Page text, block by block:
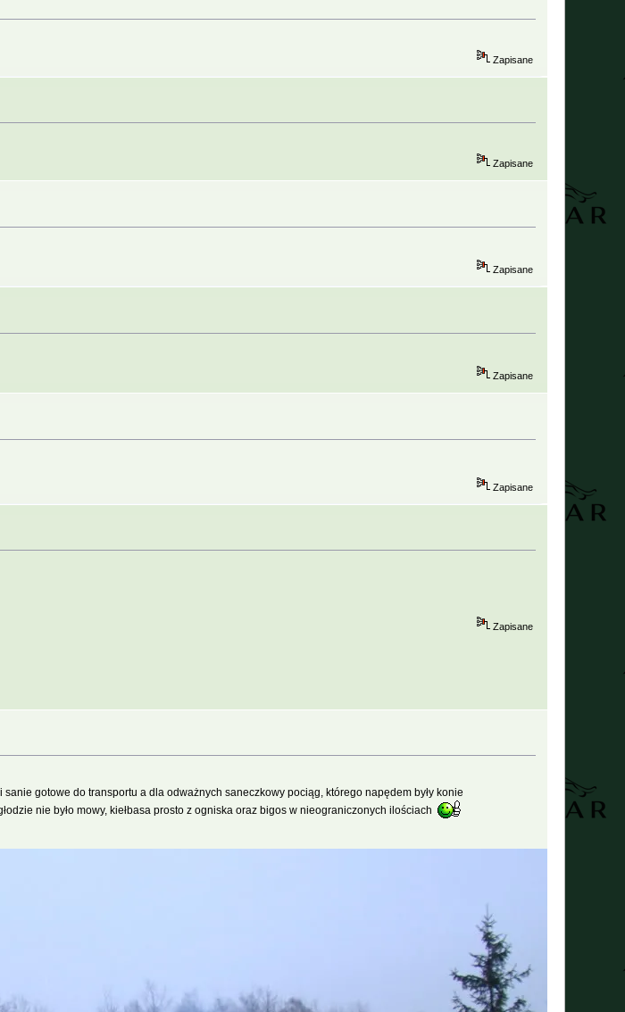
Zapisane
Zapisane
Zapisane
Zapisane
Zapisane
Zapisane
gotowe do transportu a dla odważnych saneczkowy pociąg, którego napędem były konie
nie było mowy, kiełbasa prosto z ogniska oraz bigos w nieograniczonych ilościach